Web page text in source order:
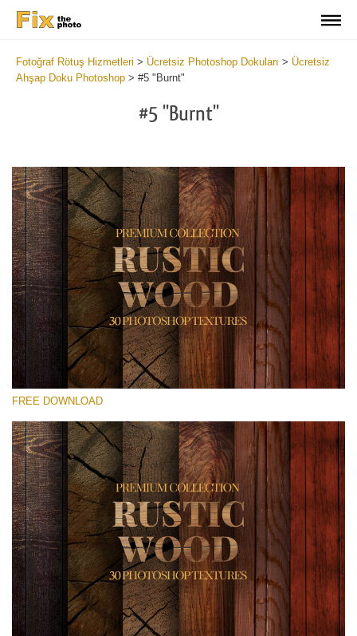
Fotoğraf Rötuş Hizmetleri > Ücretsiz Photoshop Dokuları > Ücretsiz
Ahşap Doku Photoshop > #5 "Burnt"
#5 "Burnt"
Lütfen seçin
Small 800*533px
Rustic Wood
(30 Textures)
Large 6000*4000px
Entire Collection
(1783 Overlays)
Large 6000*4000px
FREE DOWNLOAD